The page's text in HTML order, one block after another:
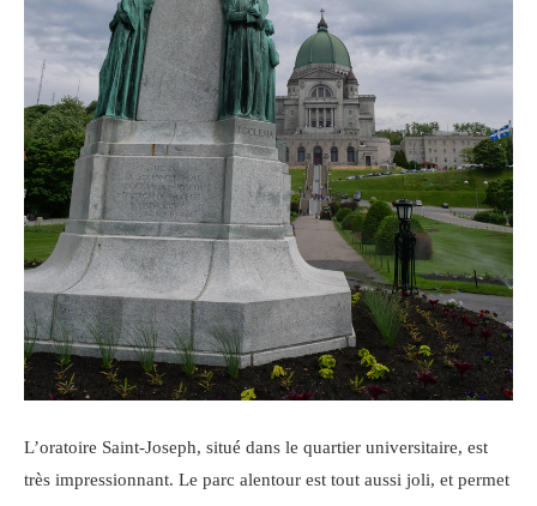
L’oratoire Saint-Joseph, situé dans le quartier universitaire, est
très impressionnant. Le parc alentour est tout aussi joli, et permet